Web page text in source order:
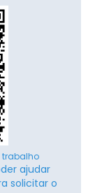
trabalho
ajudar
solicitar o